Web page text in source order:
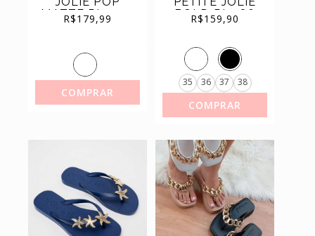
MATTE PJ11295
R$179,99
COMPRAR
BOLD PJ7586
R$159,90
35 36 37 38
COMPRAR
SAPATILHAS